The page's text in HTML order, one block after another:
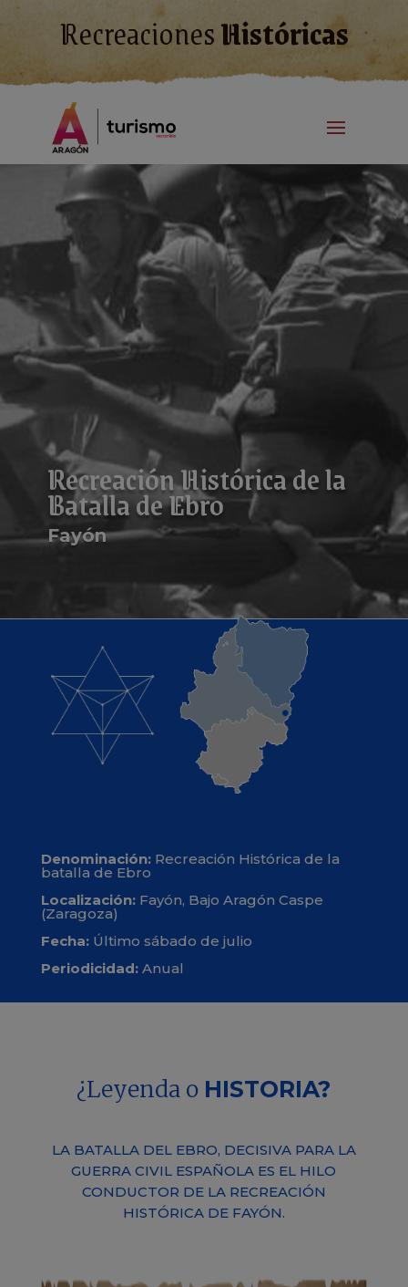
RecreacionesHistóricas
Recreación Histórica de la
Batalla de Ebro
Fayón
Denominación:Recreación Histórica de la
batalla de Ebro
Localización:Fayón, Bajo Aragón Caspe
(Zaragoza)
Fecha:Último sábado de julio
Periodicidad:Anual
¿Leyenda o HISTORIA?
LA BATALLA DEL EBRO, DECISIVA PARA LA
GUERRA CIVIL ESPAÑOLA ES EL HILO
CONDUCTOR DE LA RECREACIÓN
HISTÓRICA DE FAYÓN.